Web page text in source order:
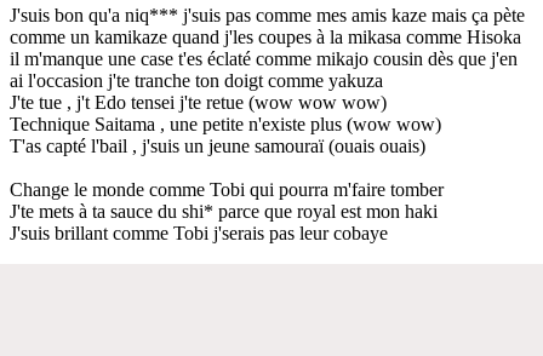
J'suis bon qu'a niq*** j'suis pas comme mes amis kaze mais ça pète
comme un kamikaze quand j'les coupes à la mikasa comme Hisoka
il m'manque une case t'es éclaté comme mikajo cousin dès que j'en
ai l'occasion j'te tranche ton doigt comme yakuza
J'te tue , j't Edo tensei j'te retue (wow wow wow)
Technique Saitama , une petite n'existe plus (wow wow)
T'as capté l'bail , j'suis un jeune samouraï (ouais ouais)
Change le monde comme Tobi qui pourra m'faire tomber
J'te mets à ta sauce du shi* parce que royal est mon haki
J'suis brillant comme Tobi j'serais pas leur cobaye